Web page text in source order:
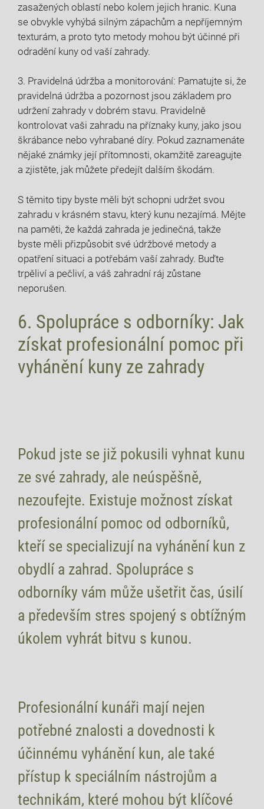
zasažených oblastí nebo kolem jejich hranic. Kuna
se obvykle vyhýbá silným zápachům a nepříjemným
texturám, a proto tyto metody mohou být účinné při
odradění kuny od vaší zahrady.
3. Pravidelná údržba a monitorování: Pamatujte si, že
pravidelná údržba a pozornost jsou základem pro
udržení zahrady v dobrém stavu. Pravidelně
kontrolovat vaši zahradu na příznaky kuny, jako jsou
škrábance nebo vyhrabané díry. Pokud zaznamenáte
nějaké známky její přítomnosti, okamžitě zareagujte
a zjistěte, jak můžete předejít dalším škodám.
S těmito tipy byste měli být schopni udržet svou
zahradu v krásném stavu, který kunu nezajímá. Mějte
na paměti, že každá zahrada je jedinečná, takže
byste měli přizpůsobit své údržbové metody a
opatření situaci a potřebám vaší zahrady. Buďte
trpěliví a pečliví, a váš zahradní ráj zůstane
neporušen.
6. Spolupráce s odborníky: Jak
získat profesionální pomoc při
vyhánění kuny ze zahrady
Pokud jste se již pokusili vyhnat kunu
ze své zahrady, ale neúspěšně,
nezoufejte. Existuje možnost získat
profesionální pomoc od odborníků,
kteří se specializují na vyhánění kun z
obydlí a zahrad. Spolupráce s
odborníky vám může ušetřit čas, úsilí
a především stres spojený s obtížným
úkolem vyhrát bitvu s kunou.
Profesionální kunáři mají nejen
potřebné znalosti a dovednosti k
účinnému vyhánění kun, ale také
přístup k speciálním nástrojům a
technikám, které mohou být klíčové